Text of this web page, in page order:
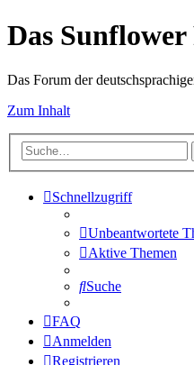
Das
Das Forum der
Zum Inhalt
Schnellzugriff
Unbeantwortete
Aktive Themen
Suche
FAQ
Anmelden
Registrieren